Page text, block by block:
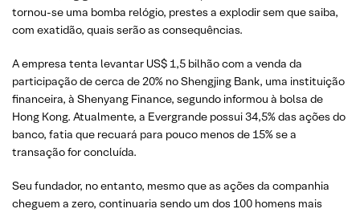
tornou-se uma bomba relógio, prestes a explodir sem que saiba,
com exatidão, quais serão as consequências.
A empresa tenta levantar US$ 1,5 bilhão com a venda da
participação de cerca de 20% no Shengjing Bank, uma instituição
financeira, à Shenyang Finance, segundo informou à bolsa de
Hong Kong. Atualmente, a Evergrande possui 34,5% das ações do
banco, fatia que recuará para pouco menos de 15% se a
transação for concluída.
Seu fundador, no entanto, mesmo que as ações da companhia
cheguem a zero, continuaria sendo um dos 100 homens mais